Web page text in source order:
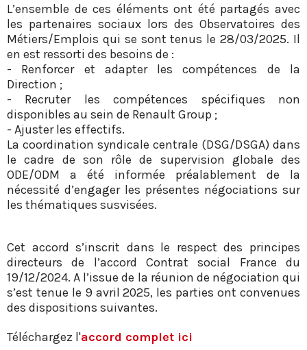
L’ensemble de ces éléments ont été partagés avec
les partenaires sociaux lors des Observatoires des
Métiers/Emplois qui se sont tenus le 28/03/2025. Il
en est ressorti des besoins de :
- Renforcer et adapter les compétences de la
Direction ;
- Recruter les compétences spécifiques non
disponibles au sein de Renault Group ;
- Ajuster les effectifs.
La coordination syndicale centrale (DSG/DSGA) dans
le cadre de son rôle de supervision globale des
ODE/ODM a été informée préalablement de la
nécessité d’engager les présentes négociations sur
les thématiques susvisées.
Cet accord s’inscrit dans le respect des principes
directeurs de l’accord Contrat social France du
19/12/2024. A l’issue de la réunion de négociation qui
s’est tenue le 9 avril 2025, les parties ont convenues
des dispositions suivantes.
Téléchargez l'accord complet ici